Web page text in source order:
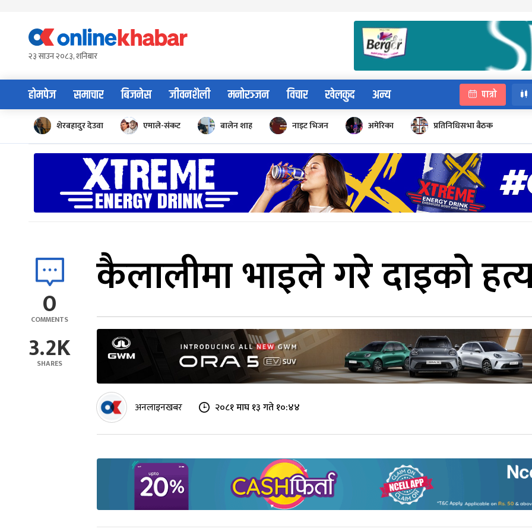
content२३ साउन २०८३, शनिबार
होमपेज समाचार बिजनेस जीवनशैली मनोरञ्जन विचार खेलकुद अन्य पात्रो
शेरबहादुर देउवा एमाले-संकट बालेन शाह नाइट भिजन अमेरिका प्रतिनिधिसभा बैठक
0
COMMENTS
3.2K
SHARES
कैलालीमा भाइले गरे दाइको
अनलाइनखबर २०८१ माघ १३ गते १०:४४